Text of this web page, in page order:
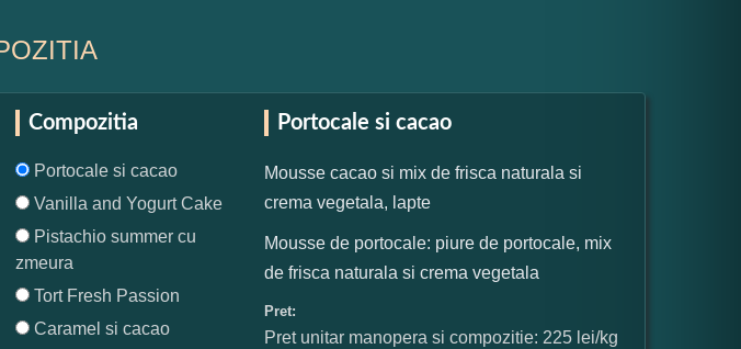
Compozitia
Portocale si cacao
Vanilla and Yogurt Cake
Pistachio summer cu
zmeura
Tort Fresh Passion
Caramel si cacao
Portocale si cacao
Mousse cacao si mix de frisca naturala si
crema vegetala, lapte
Mousse de portocale: piure de portocale, mix
de frisca naturala si crema vegetala
Pret:
Pret unitar manopera si compozitie: 225 lei/kg